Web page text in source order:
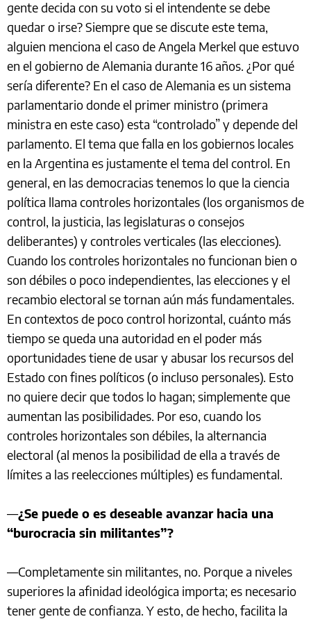
gente decida con su voto si el intendente se debe
quedar o irse? Siempre que se discute este tema,
alguien menciona el caso de Angela Merkel que estuvo
en el gobierno de Alemania durante 16 años. ¿Por qué
sería diferente? En el caso de Alemania es un sistema
parlamentario donde el primer ministro (primera
ministra en este caso) esta “controlado” y depende del
parlamento. El tema que falla en los gobiernos locales
en la Argentina es justamente el tema del control. En
general, en las democracias tenemos lo que la ciencia
política llama controles horizontales (los organismos de
control, la justicia, las legislaturas o consejos
deliberantes) y controles verticales (las elecciones).
Cuando los controles horizontales no funcionan bien o
son débiles o poco independientes, las elecciones y el
recambio electoral se tornan aún más fundamentales.
En contextos de poco control horizontal, cuánto más
tiempo se queda una autoridad en el poder más
oportunidades tiene de usar y abusar los recursos del
Estado con fines políticos (o incluso personales). Esto
no quiere decir que todos lo hagan; simplemente que
aumentan las posibilidades. Por eso, cuando los
controles horizontales son débiles, la alternancia
electoral (al menos la posibilidad de ella a través de
límites a las reelecciones múltiples) es fundamental.
—¿Se puede o es deseable avanzar hacia una
“burocracia sin militantes”?
—Completamente sin militantes, no. Porque a niveles
superiores la afinidad ideológica importa; es necesario
tener gente de confianza. Y esto, de hecho, facilita la